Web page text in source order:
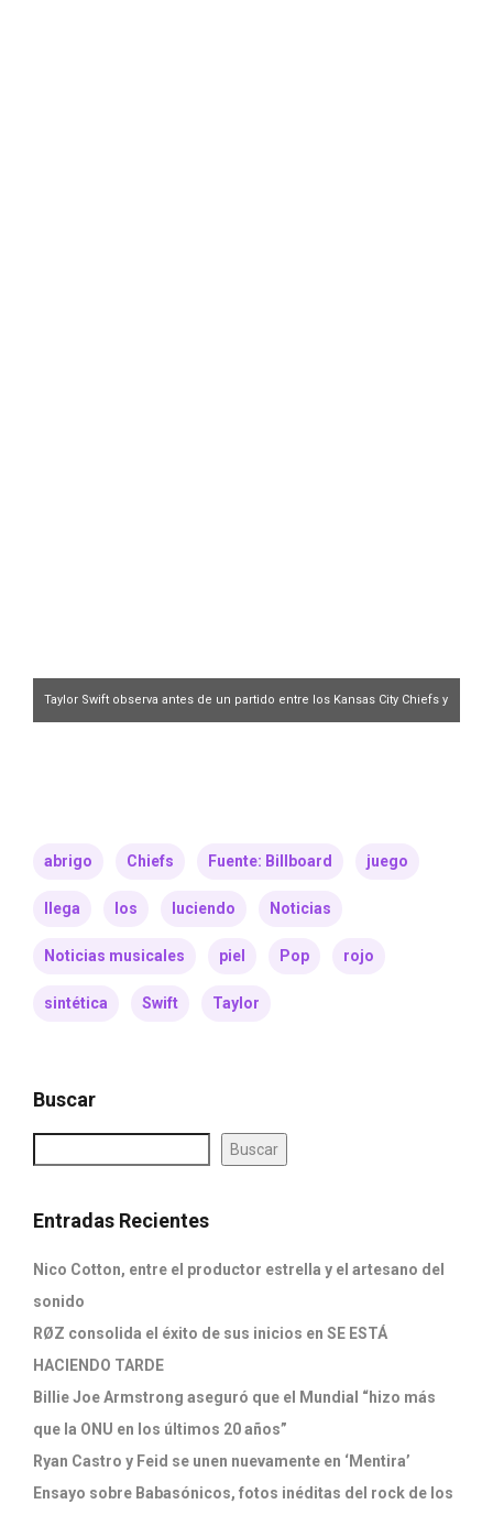
Taylor Swift observa antes de un partido entre los Kansas City Chiefs y
abrigo
Chiefs Fuente: Billboard juego
llega los luciendo Noticias
Noticias musicales piel Pop rojo
sintética Swift Taylor
Buscar
Buscar
Entradas Recientes
Nico Cotton, entre el productor estrella y el artesano del
sonido
RØZ consolida el éxito de sus inicios en SE ESTÁ
HACIENDO TARDE
Billie Joe Armstrong aseguró que el Mundial “hizo más
que la ONU en los últimos 20 años”
Ryan Castro y Feid se unen nuevamente en ‘Mentira’
Ensayo sobre Babasónicos, fotos inéditas del rock de los